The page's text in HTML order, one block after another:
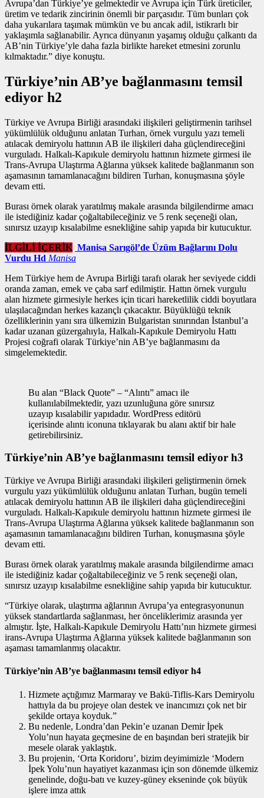
Avrupa’dan Türkiye’ye gelmektedir ve Avrupa için Türk üreticiler,
üretim ve tedarik zincirinin önemli bir parçasıdır. Tüm bunları çok
daha yukarılara taşımak mümkün ve bu ancak adil, istikrarlı bir
yaklaşımla sağlanabilir. Ayrıca dünyanın yaşamış olduğu çalkantı da
AB’nin Türkiye’yle daha fazla birlikte hareket etmesini zorunlu
kılmaktadır.” diye konuştu.
Türkiye’nin AB’ye bağlanmasını temsil
ediyor h2
Türkiye ve Avrupa Birliği arasındaki ilişkileri geliştirmenin tarihsel
yükümlülük olduğunu anlatan Turhan, örnek vurgulu yazı temeli
atılacak demiryolu hattının AB ile ilişkileri daha güçlendireceğini
vurguladı. Halkalı-Kapıkule demiryolu hattının hizmete girmesi ile
Trans-Avrupa Ulaştırma Ağlarına yüksek kalitede bağlanmanın son
aşamasının tamamlanacağını bildiren Turhan, konuşmasına şöyle
devam etti.
Burası örnek olarak yaratılmış makale arasında bilgilendirme amacı
ile istediğiniz kadar çoğaltabileceğiniz ve 5 renk seçeneği olan,
sınırsız uzayıp kısalabilme esnekliğine sahip yapıda bir kutucuktur.
İLGİLİ İÇERİK Manisa Sarıgöl’de Üzüm Bağlarını Dolu
Vurdu Hd Manisa
Hem Türkiye hem de Avrupa Birliği tarafı olarak her seviyede ciddi
oranda zaman, emek ve çaba sarf edilmiştir. Hattın örnek vurgulu
alan hizmete girmesiyle herkes için ticari hareketlilik ciddi boyutlara
ulaşılacağından herkes kazançlı çıkacaktır. Büyüklüğü teknik
özelliklerinin yanı sıra ülkemizin Bulgaristan sınırından İstanbul’a
kadar uzanan güzergahıyla, Halkalı-Kapıkule Demiryolu Hattı
Projesi coğrafi olarak Türkiye’nin AB’ye bağlanmasını da
simgelemektedir.
Bu alan “Black Quote” – “Alıntı” amacı ile
kullanılabilmektedir, yazı uzunluğuna göre sınırsız
uzayıp kısalabilir yapıdadır. WordPress editörü
içerisinde alıntı iconuna tıklayarak bu alanı aktif bir hale
getirebilirsiniz.
Türkiye’nin AB’ye bağlanmasını temsil ediyor h3
Türkiye ve Avrupa Birliği arasındaki ilişkileri geliştirmenin örnek
vurgulu yazı yükümlülük olduğunu anlatan Turhan, bugün temeli
atılacak demiryolu hattının AB ile ilişkileri daha güçlendireceğini
vurguladı. Halkalı-Kapıkule demiryolu hattının hizmete girmesi ile
Trans-Avrupa Ulaştırma Ağlarına yüksek kalitede bağlanmanın son
aşamasının tamamlanacağını bildiren Turhan, konuşmasına şöyle
devam etti.
Burası örnek olarak yaratılmış makale arasında bilgilendirme amacı
ile istediğiniz kadar çoğaltabileceğiniz ve 5 renk seçeneği olan,
sınırsız uzayıp kısalabilme esnekliğine sahip yapıda bir kutucuktur.
“Türkiye olarak, ulaştırma ağlarının Avrupa’ya entegrasyonunun
yüksek standartlarda sağlanması, her önceliklerimiz arasında yer
almıştır. İşte, Halkalı-Kapıkule Demiryolu Hattı’nın hizmete girmesi
irans-Avrupa Ulaştırma Ağlarına yüksek kalitede bağlanmanın son
aşaması tamamlanmış olacaktır.
Türkiye’nin AB’ye bağlanmasını temsil ediyor h4
Hizmete açtığımız Marmaray ve Bakü-Tiflis-Kars Demiryolu
hattıyla da bu projeye olan destek ve inancımızı çok net bir
şekilde ortaya koyduk.”
Bu nedenle, Londra’dan Pekin’e uzanan Demir İpek
Yolu’nun hayata geçmesine de en başından beri stratejik bir
mesele olarak yaklaştık.
Bu projenin, ‘Orta Koridoru’, bizim deyimimizle ‘Modern
İpek Yolu’nun hayatiyet kazanması için son dönemde ülkemiz
genelinde, doğu-batı ve kuzey-güney ekseninde çok büyük
işlere imza attık